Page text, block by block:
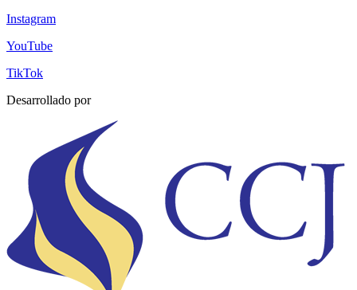
Instagram
YouTube
TikTok
Desarrollado por